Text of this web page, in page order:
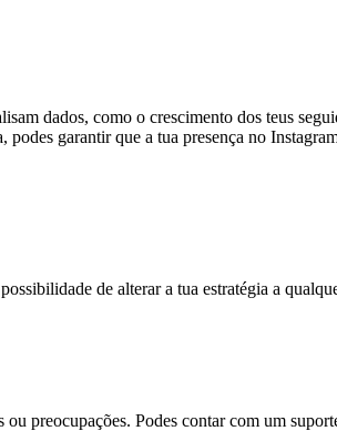
dados, como o crescimento dos teus
garantir que a tua presença no
de alterar a tua estratégia a
preocupações. Podes contar com um